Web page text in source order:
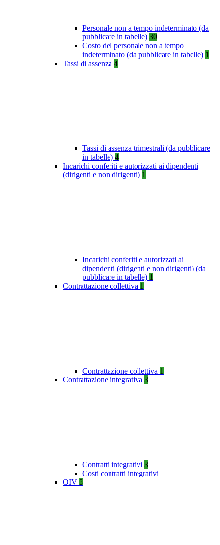
Personale non a tempo indeterminato (da
pubblicare in tabelle) 30
Costo del personale non a tempo
indeterminato (da pubblicare in tabelle) 1
Tassi di assenza 4
Tassi di assenza trimestrali (da pubblicare
in tabelle) 4
Incarichi conferiti e autorizzati ai dipendenti
(dirigenti e non dirigenti) 1
Incarichi conferiti e autorizzati ai
dipendenti (dirigenti e non dirigenti) (da
pubblicare in tabelle) 1
Contrattazione collettiva 1
Contrattazione collettiva 1
Contrattazione integrativa 3
Contratti integrativi 3
Costi contratti integrativi
OIV 3